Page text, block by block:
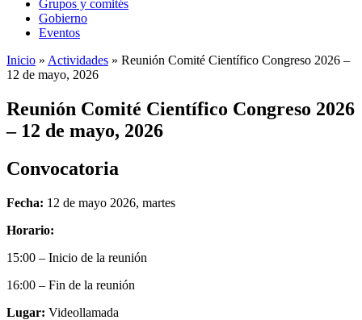
Grupos y comités
Gobierno
Eventos
Inicio » Actividades » Reunión Comité Científico Congreso 2026 –
12 de mayo, 2026
Reunión Comité Científico Congreso 2026
– 12 de mayo, 2026
Convocatoria
Fecha: 12 de mayo 2026, martes
Horario:
15:00 – Inicio de la reunión
16:00 – Fin de la reunión
Lugar: Videollamada